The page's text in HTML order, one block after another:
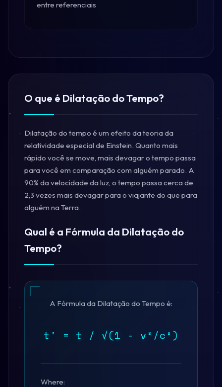
entre referenciais
O que é Dilatação do Tempo?
Dilatação do tempo é um efeito da teoria da
relatividade especial de Einstein. Quanto mais
rápido você se move, mais devagar o tempo passa
para você em comparação com alguém parado. A
90% da velocidade da luz, o tempo passa cerca de
2,3 vezes mais devagar para o viajante do que para
alguém na Terra.
Qual é a Fórmula da Dilatação do
Tempo?
A Fórmula da Dilatação do Tempo é:
t' = t / √(1 - v²/c²)
Where: